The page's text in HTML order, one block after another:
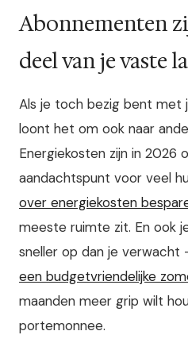
Abonnementen
deel van je vaste
Als je toch bezig bent met
loont het om ook naar
Energiekosten zijn in 2026
aandachtspunt voor veel
over energiekosten
meeste ruimte zit. En ook
sneller op dan je verwacht
een budgetvriendelijke
maanden meer grip wilt
portemonnee.